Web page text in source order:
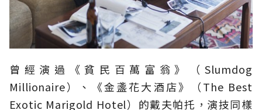
曾經演過《貧民百萬富翁》（Slumdog
Millionaire）、《金盞花大酒店》（The Best
Exotic Marigold Hotel）的戴夫帕托，演技同樣